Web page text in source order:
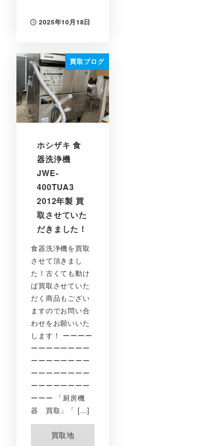
投稿日
2025年10月18日
買取ブログ
ホシザキ 食
器洗浄機
JWE-
400TUA3
2012年製 買
取させていた
だきました！
食器洗浄機を買取
させて頂きまし
た！古くても動け
ば買取させていた
だく商品もござい
ますのでお問い合
わせをお願いいた
します！ ーーーー
ーーーーーーーー
ーーーーーーーー
ーーーーーーーー
ーーーーーーーー
ーーー 「厨房機
器 買取」「 […]
買取地